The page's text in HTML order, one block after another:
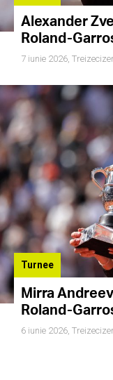
Alexander
Roland-
7 iunie 2026,
Turnee
Mirra
Roland-
6 iunie 2026,